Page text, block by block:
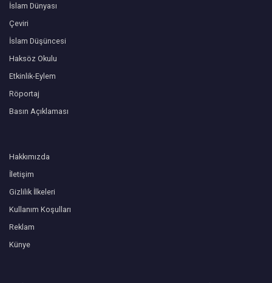
İslam Dünyası
Çeviri
İslam Düşüncesi
Haksöz Okulu
Etkinlik-Eylem
Röportaj
Basın Açıklaması
Hakkımızda
İletişim
Gizlilik İlkeleri
Kullanım Koşulları
Reklam
Künye